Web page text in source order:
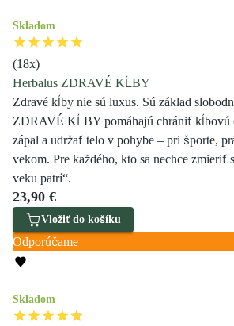
Skladom
(18x)
Herbalus ZDRAVÉ KĹBY
Zdravé kĺby nie sú luxus. Sú základ
ZDRAVÉ KĹBY pomáhajú chrániť kĺbovú
zápal a udržať telo v pohybe – pri športe,
vekom. Pre každého, kto sa nechce zmieriť
veku patrí“.
23,90 €
Vložiť do košíku
Odporúčame
Skladom